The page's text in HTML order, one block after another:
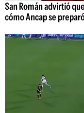
San Román advirtió
cómo Ancap se